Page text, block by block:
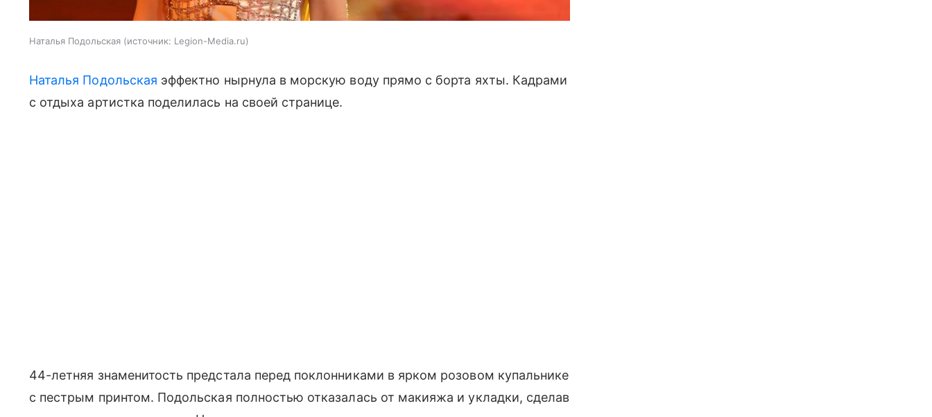
Наталья Подольская источник: Legion-Media.ru
Наталья Подольская эффектно нырнула в морскую воду прямо с борта яхты. Кадрами
с отдыха артистка поделилась на своей странице.
44-летняя знаменитость предстала перед поклонниками в ярком розовом купальнике
с пестрым принтом. Подольская полностью отказалась от макияжа и укладки, сделав